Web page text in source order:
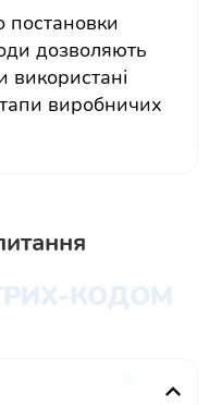
дозволяють
використані
виробничих
КОДОМ